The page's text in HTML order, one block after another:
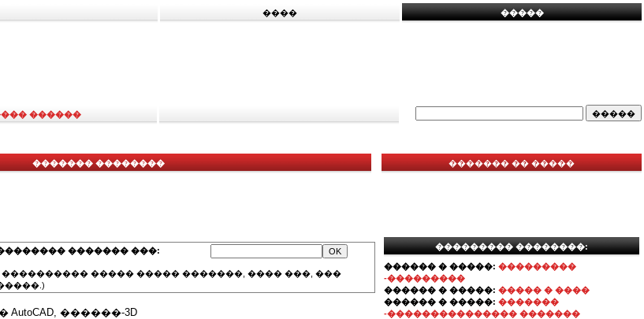
���� �����
������
������� ��������
������� ���:
����� ����� �������, ���� ���, ���
������-3D
������� �� �����
��������� ��������:
������ � �����: ���������
-���������
������ � �����: ����� � ����
������ � �����: �������
-��������������� �������